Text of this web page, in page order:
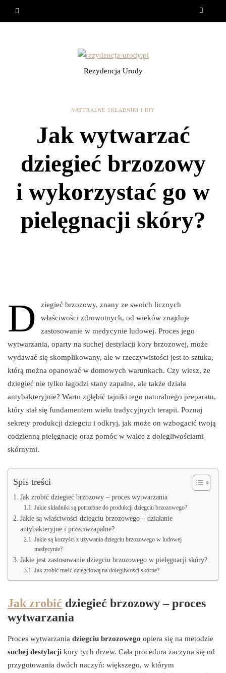
Rezydencja Urody
NATURALNE SKŁADNIKI I DIY
Jak wytwarzać
dziegieć brzozowy
i wykorzystać go w
pielęgnacji skóry?
D
ziegieć brzozowy, znany ze swoich licznych
właściwości zdrowotnych, od wieków znajduje
zastosowanie w medycynie ludowej. Proces jego
wytwarzania, oparty na suchej destylacji kory brzozowej, może
wydawać się skomplikowany, ale w rzeczywistości jest to sztuka,
którą można opanować w domowych warunkach. Czy wiesz, że
dziegieć nie tylko łagodzi stany zapalne, ale także działa
antybakteryjnie? Warto zgłębić tajniki tego naturalnego preparatu,
który stał się fundamentem wielu tradycyjnych terapii. Poznaj
sekrety produkcji dziegciu i odkryj, jak może on wzbogacić twoją
codzienną pielęgnację oraz pomóc w walce z dolegliwościami
skórnymi.
Spis treści
Jak zrobić dziegieć brzozowy – proces wytwarzania
Jakie składniki są potrzebne do produkcji dziegciu brzozowego?
Jakie są właściwości dziegciu brzozowego – działanie
antybakteryjne i przeciwzapalne?
Jakie są korzyści z używania dziegciu brzozowego w ludowej
medycynie?
Jakie jest zastosowanie dziegciu brzozowego w pielęgnacji skóry?
Jak zrobić maść dziegciową na dolegliwości skórne?
Jak zrobić dziegieć brzozowy – proces
wytwarzania
Proces wytwarzania dziegciu brzozowego opiera się na metodzie
suchej destylacji kory tych drzew. Cała procedura zaczyna się od
przygotowania dwóch naczyń: większego, w którym